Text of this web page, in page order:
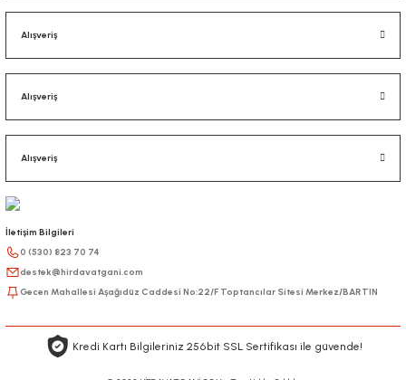
Alışveriş
Alışveriş
Alışveriş
İletişim Bilgileri
0 (530) 823 70 74
destek@hirdavatgani.com
Gecen Mahallesi Aşağıdüz Caddesi No:22/F Toptancılar Sitesi Merkez/BARTIN
Kredi Kartı Bilgileriniz 256bit SSL Sertifikası ile güvende!